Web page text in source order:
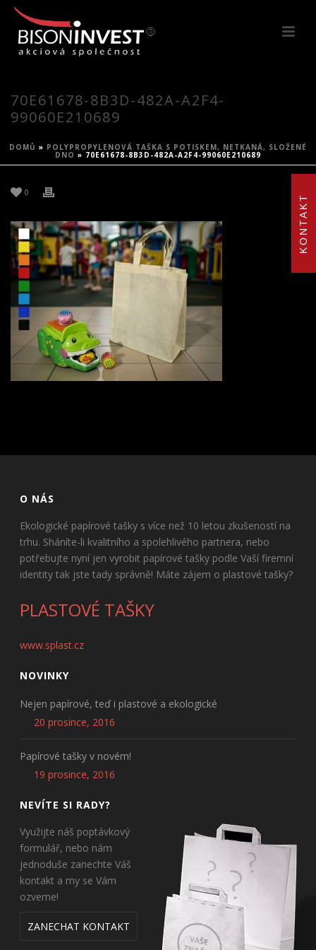
KONTAKT
70E61678-8B3D-482A-A2F4-
99060E210689
DOMŮ » POLYPROPYLENOVÁ TAŠKA S POTISKEM, NETKANÁ, SLOŽENÉ
DNO » 70E61678-8B3D-482A-A2F4-99060E210689
0
O NÁS
Ekologické papírové tašky s více než 10 letou zkušeností na
trhu. Sháníte-li kvalitního a spolehlivého partnera, nebo
potřebujte nyní jen vyrobit papírové tašky podle Vaší firemní
identity tak jste tady správně! Máte zájem o plastové tašky?
PLASTOVÉ TAŠKY
www.splast.cz
NOVINKY
Nejen papírové, teď i plastové a ekologické
20 prosince, 2016
Papírové tašky v novém!
19 prosince, 2016
NEVÍTE SI RADY?
Využijte náš poptávkový
formulář, nebo nám
jednoduše zanechte Váš
kontakt a my se Vám
ozveme!
ZANECHAT KONTAKT